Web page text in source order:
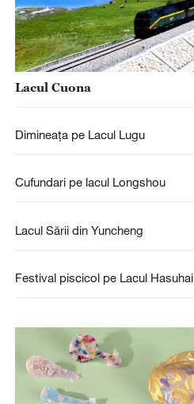
Lacul Cuona
Dimineața pe Lacul Lugu
Cufundari pe lacul Longshou
Lacul Sării din Yuncheng
Festival piscicol pe Lacul Hasuhai